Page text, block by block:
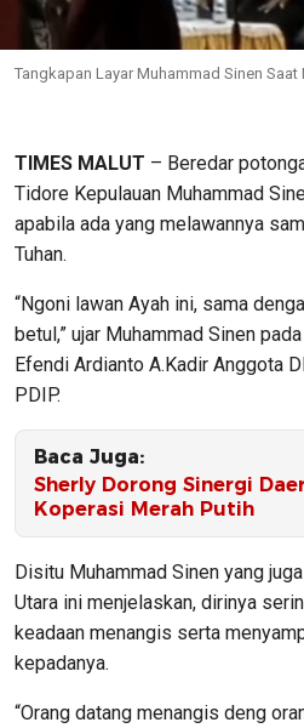
Tangkapan Layar Muhammad Sinen
TIMES MALUT – Beredar
Tidore Kepulauan Muhammad
apabila ada yang melawannya
Tuhan.
“Ngoni lawan Ayah ini, sama
betul,” ujar Muhammad Sinen
Efendi Ardianto A.Kadir Anggota
PDIP.
Baca Juga:
Sherly Dorong Sinergi
Koperasi Merah Putih
Disitu Muhammad Sinen yang
Utara ini menjelaskan, dirinya
keadaan menangis serta
kepadanya.
“Orang datang menangis deng